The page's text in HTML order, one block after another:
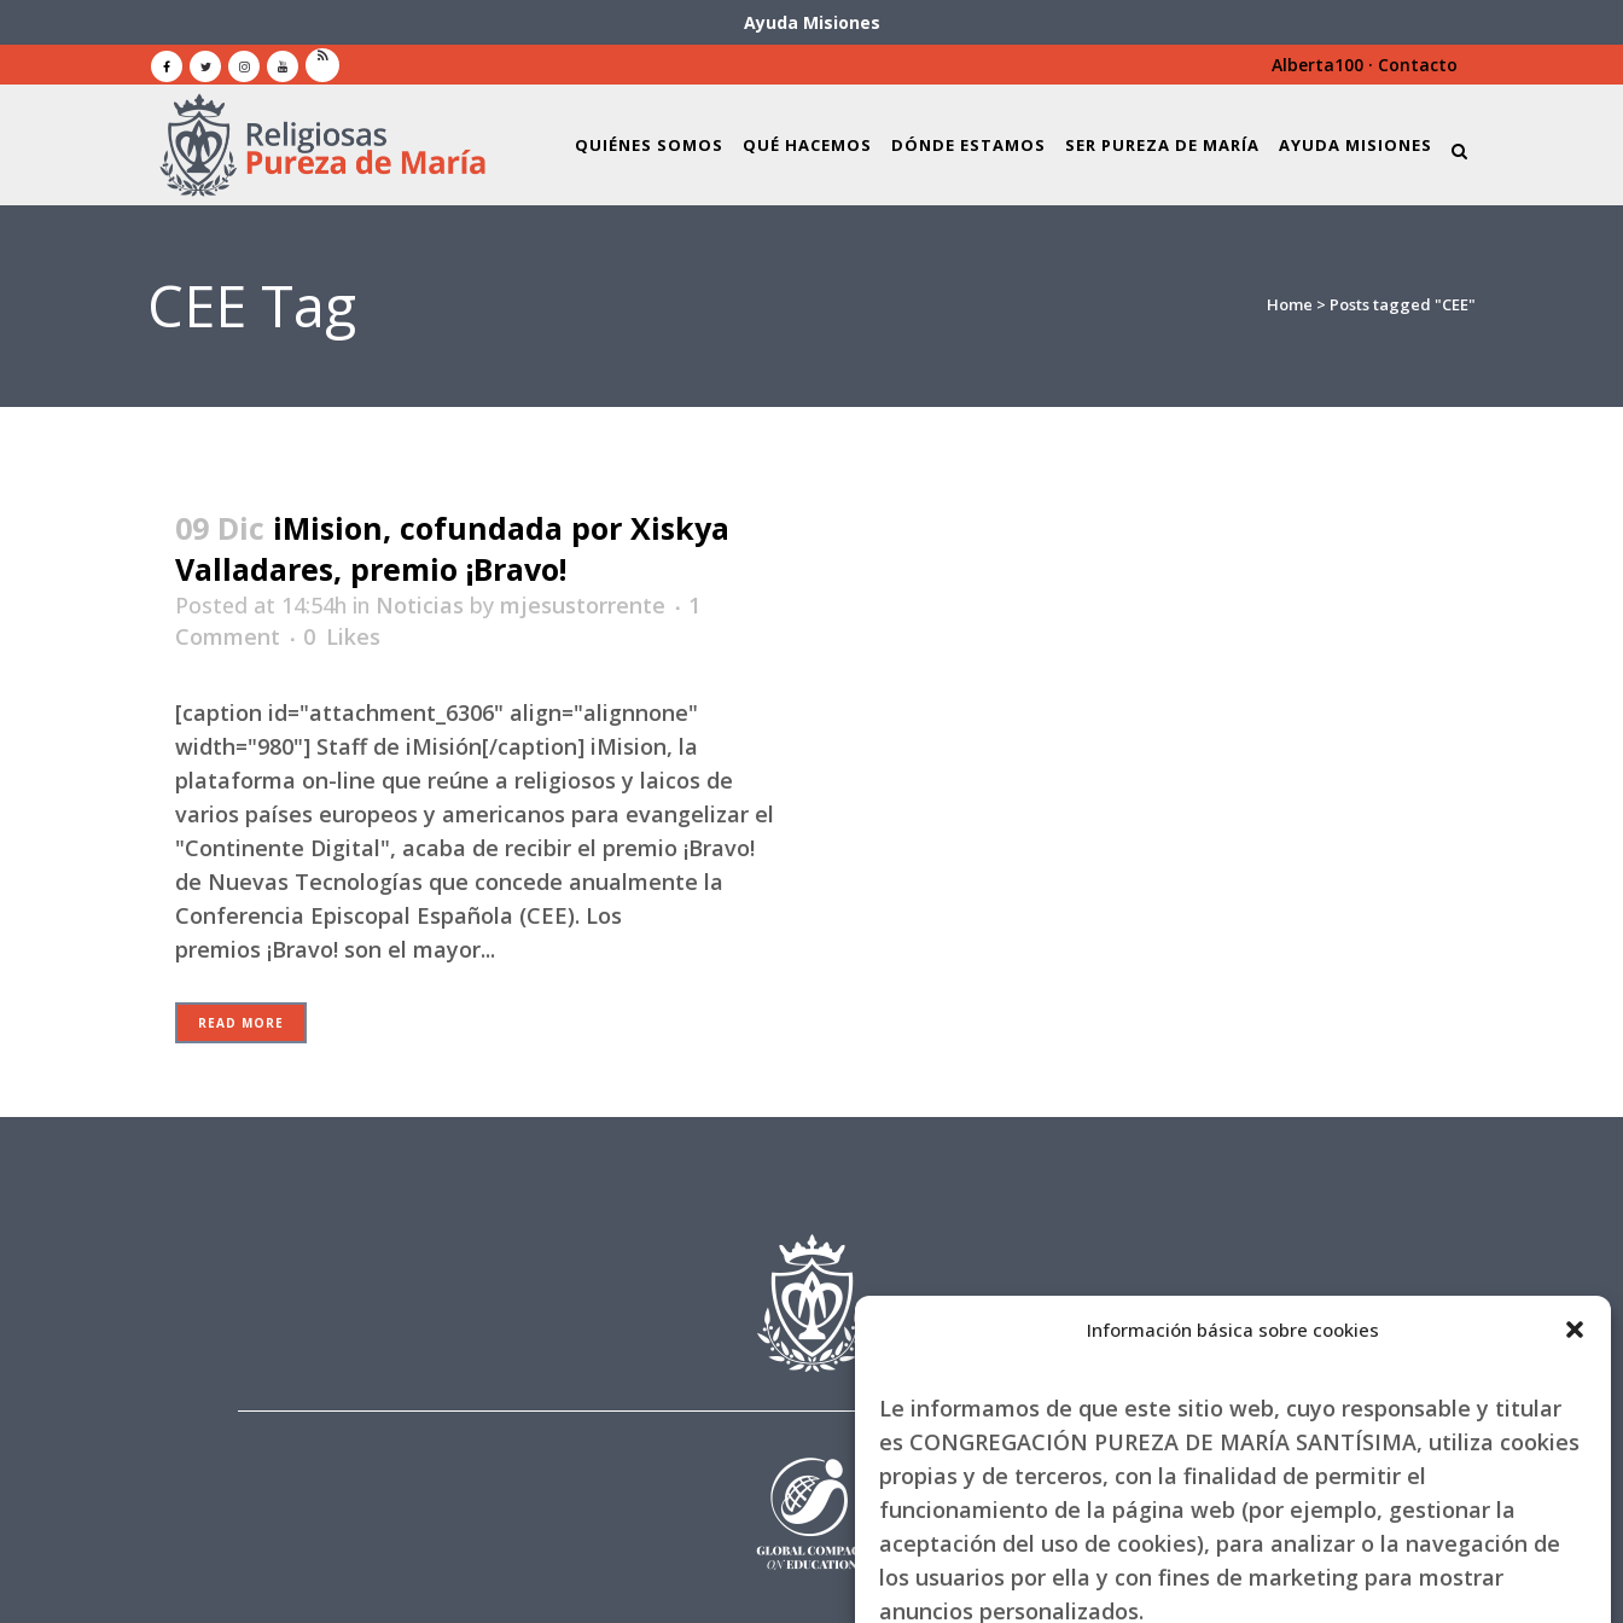
Información básica sobre cookies
Le informamos de que este sitio web, cuyo responsable y titular
es CONGREGACIÓN PUREZA DE MARÍA SANTÍSIMA, utiliza cookies
propias y de terceros, con la finalidad de permitir el
funcionamiento de la página web (por ejemplo, gestionar la
aceptación del uso de cookies), para analizar o la navegación de
los usuarios por ella y con fines de marketing para mostrar
anuncios personalizados.
Ayuda Misiones
Alberta100 · Contacto
QUIÉNES SOMOS QUÉ HACEMOS DÓNDE ESTAMOS SER PUREZA DE MARÍA AYUDA MISIONES
CEE Tag Home > Posts tagged "CEE"
09 Dic iMision, cofundada por Xiskya
Valladares, premio ¡Bravo!
Posted at 14:54h in Noticias by mjesustorrente
1
Comment
0 Likes
[caption id="attachment_6306" align="alignnone"
width="980"] Staff de iMisión[/caption] iMision, la
plataforma on-line que reúne a religiosos y laicos de
varios países europeos y americanos para evangelizar el
"Continente Digital", acaba de recibir el premio ¡Bravo!
de Nuevas Tecnologías que concede anualmente la
Conferencia Episcopal Española (CEE). Los
premios ¡Bravo! son el mayor...
READ MORE